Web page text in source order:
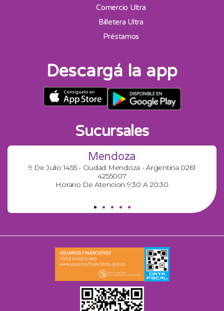
Comercio Ultra
Billetera Ultra
Préstamos
Descargá la app
Sucursales
Mendoza
9 De Julio 1455 - Ciudad Mendoza - Argentina 0261
4255007
Horario De Atencion 9:30 A 20:30